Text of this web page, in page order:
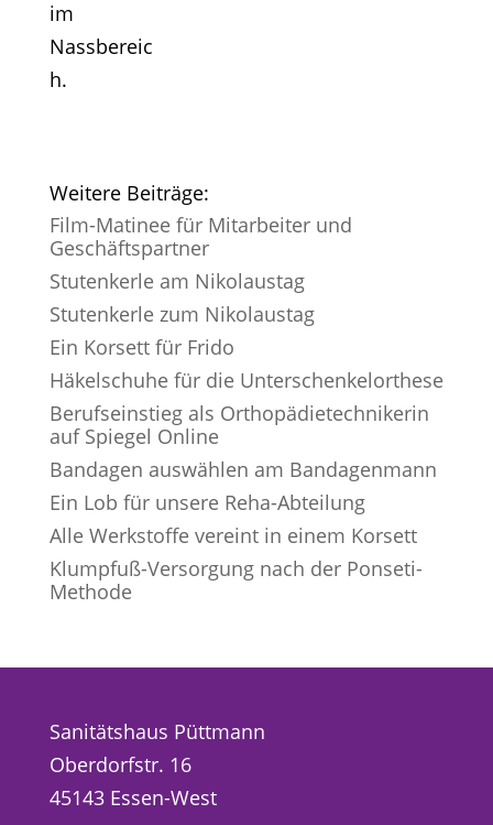
im
Nassbereic
h.
Weitere Beiträge:
Film-Matinee für Mitarbeiter und
Geschäftspartner
Stutenkerle am Nikolaustag
Stutenkerle zum Nikolaustag
Ein Korsett für Frido
Häkelschuhe für die Unterschenkelorthese
Berufseinstieg als Orthopädietechnikerin
auf Spiegel Online
Bandagen auswählen am Bandagenmann
Ein Lob für unsere Reha-Abteilung
Alle Werkstoffe vereint in einem Korsett
Klumpfuß-Versorgung nach der Ponseti-
Methode
Sanitätshaus Püttmann
Oberdorfstr. 16
45143 Essen-West